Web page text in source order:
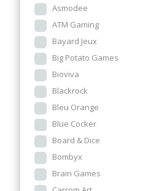
Asmodee
ATM Gaming
Bayard Jeux
Big Potato Games
Bioviva
Blackrock
Bleu Orange
Blue Cocker
Board & Dice
Bombyx
Brain Games